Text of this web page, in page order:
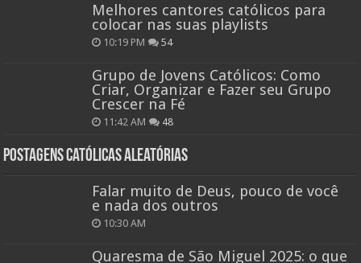
Melhores cantores católicos para
colocar nas suas playlists
10:19 PM 54
Grupo de Jovens Católicos: Como
Criar, Organizar e Fazer seu Grupo
Crescer na Fé
11:42 AM 48
Postagens católicas aleatórias
Falar muito de Deus, pouco de você
e nada dos outros
10:30 AM
Quaresma de São Miguel 2025: o que